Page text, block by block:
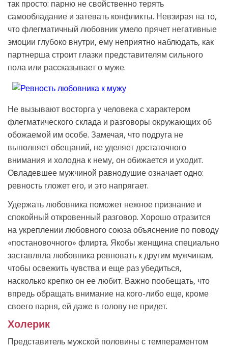
так просто: парню не свойственно терять
самообладание и затевать конфликты. Невзирая на то,
что флегматичный любовник умело прячет негативные
эмоции глубоко внутри, ему неприятно наблюдать, как
партнерша строит глазки представителям сильного
пола или рассказывает о муже.
Не вызывают восторга у человека с характером
флегматического склада и разговоры окружающих об
обожаемой им особе. Замечая, что подруга не
выполняет обещаний, не уделяет достаточного
внимания и холодна к нему, он обижается и уходит.
Овладевшее мужчиной равнодушие означает одно:
ревность гложет его, и это напрягает.
Удержать любовника поможет нежное признание и
спокойный откровенный разговор. Хорошо отразится
на укреплении любовного союза объяснение по поводу
«постановочного» флирта. Якобы женщина специально
заставляла любовника ревновать к другим мужчинам,
чтобы освежить чувства и еще раз убедиться,
насколько крепко он ее любит. Важно пообещать, что
впредь обращать внимание на кого-либо еще, кроме
своего парня, ей даже в голову не придет.
Холерик
Представитель мужской половины с темпераментом